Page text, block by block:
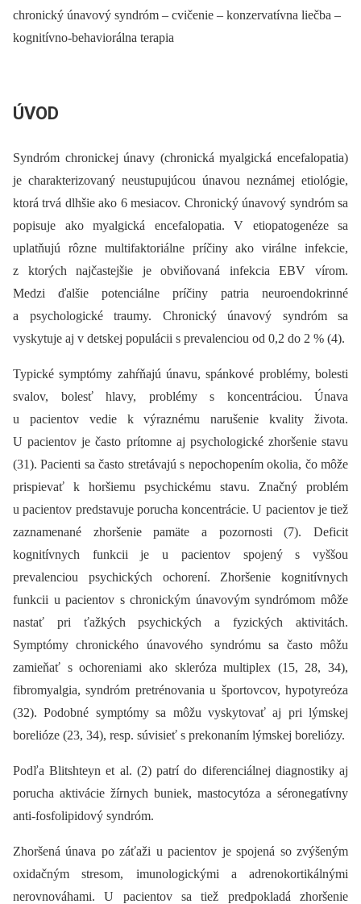
chronický únavový syndróm – cvičenie – konzervatívna liečba –
kognitívno-behaviorálna terapia
ÚVOD
Syndróm chronickej únavy (chronická myalgická encefalopatia)
je charakterizovaný neustupujúcou únavou neznámej etiológie,
ktorá trvá dlhšie ako 6 mesiacov. Chronický únavový syndróm sa
popisuje ako myalgická encefalopatia. V etiopatogenéze sa
uplatňujú rôzne multifaktoriálne príčiny ako virálne infekcie,
z ktorých najčastejšie je obviňovaná infekcia EBV vírom.
Medzi ďalšie potenciálne príčiny patria neuroendokrinné
a psychologické traumy. Chronický únavový syndróm sa
vyskytuje aj v detskej populácii s prevalenciou od 0,2 do 2 % (4).
Typické symptómy zahŕňajú únavu, spánkové problémy, bolesti
svalov, bolesť hlavy, problémy s koncentráciou. Únava
u pacientov vedie k výraznému narušenie kvality života.
U pacientov je často prítomne aj psychologické zhoršenie stavu
(31). Pacienti sa často stretávajú s nepochopením okolia, čo môže
prispievať k horšiemu psychickému stavu. Značný problém
u pacientov predstavuje porucha koncentrácie. U pacientov je tiež
zaznamenané zhoršenie pamäte a pozornosti (7). Deficit
kognitívnych funkcii je u pacientov spojený s vyššou
prevalenciou psychických ochorení. Zhoršenie kognitívnych
funkcii u pacientov s chronickým únavovým syndrómom môže
nastať pri ťažkých psychických a fyzických aktivitách.
Symptómy chronického únavového syndrómu sa často môžu
zamieňať s ochoreniami ako skleróza multiplex (15, 28, 34),
fibromyalgia, syndróm pretrénovania u športovcov, hypotyreóza
(32). Podobné symptómy sa môžu vyskytovať aj pri lýmskej
borelióze (23, 34), resp. súvisieť s prekonaním lýmskej boreliózy.
Podľa Blitshteyn et al. (2) patrí do diferenciálnej diagnostiky aj
porucha aktivácie žírnych buniek, mastocytóza a séronegatívny
anti-fosfolipidový syndróm.
Zhoršená únava po záťaži u pacientov je spojená so zvýšeným
oxidačným stresom, imunologickými a adrenokortikálnými
nerovnováhami. U pacientov sa tiež predpokladá zhoršenie